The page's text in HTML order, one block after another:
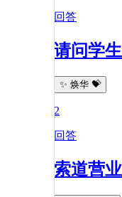
回答
请问学
✨ 焕华 💝
2
回答
索道营